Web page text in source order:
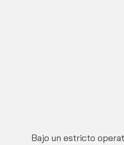
Bajo un estricto